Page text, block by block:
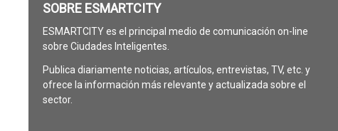
SOBRE ESMARTCITY
ESMARTCITY es el principal medio de comunicación on-line
sobre Ciudades Inteligentes.
Publica diariamente noticias, artículos, entrevistas, TV, etc. y
ofrece la información más relevante y actualizada sobre el
sector.